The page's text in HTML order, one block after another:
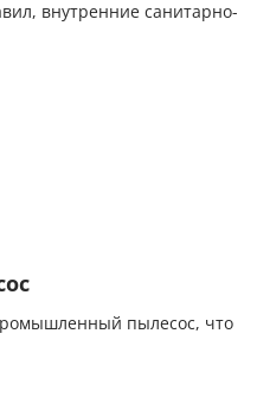
внутренние санитарно-
пылесос, что